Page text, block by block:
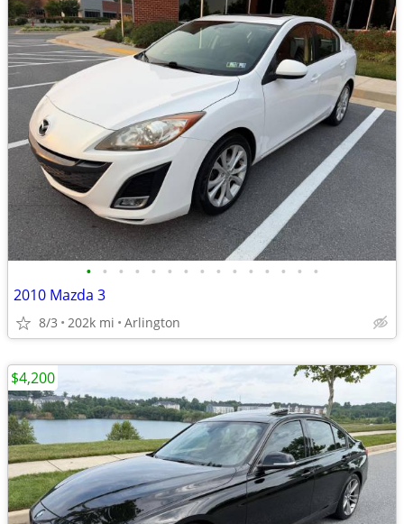
• • • • • • • • • • • • • • •
2010 Mazda 3
8/3 202k mi Arlington
$4,200